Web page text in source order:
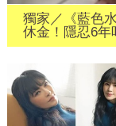
獨家／《藍色
休金！隱忍6年